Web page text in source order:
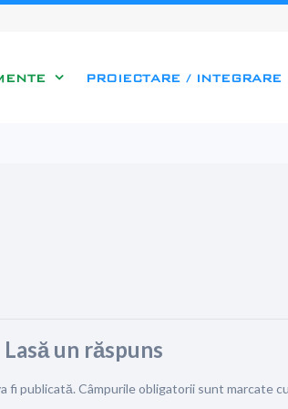
PROIECTARE / INTEGRARE
Lasă un răspuns
fi publicată. Câmpurile obligatorii sunt marcate cu